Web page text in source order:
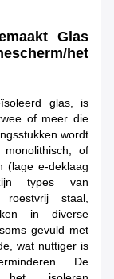
Glas
het
glas, is
of meer die
wordt
of
(lage e-deklaag
types van
roestvrij staal,
in diverse
gevuld met
wat nuttiger is
De